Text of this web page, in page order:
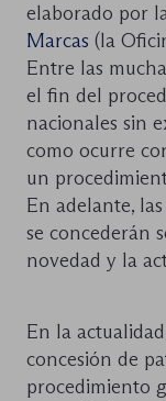
elaborado por
Marcas (la
Entre las
el fin del
nacionales sin
como ocurre
un
En adelante,
se concederán
novedad y la
En la
concesión de
procedimiento